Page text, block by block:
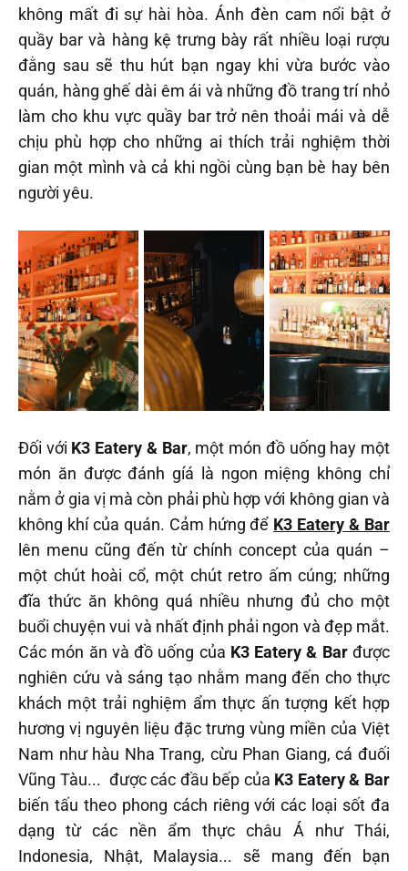
không mất đi sự hài hòa. Ánh đèn cam nổi bật ở
quầy bar và hàng kệ trưng bày rất nhiều loại rượu
đằng sau sẽ thu hút bạn ngay khi vừa bước vào
quán, hàng ghế dài êm ái và những đồ trang trí nhỏ
làm cho khu vực quầy bar trở nên thoải mái và dễ
chịu phù hợp cho những ai thích trải nghiệm thời
gian một mình và cả khi ngồi cùng bạn bè hay bên
người yêu.
Đối với K3 Eatery & Bar, một món đồ uống hay một
món ăn được đánh gíá là ngon miệng không chỉ
nằm ở gia vị mà còn phải phù hợp với không gian và
không khí của quán. Cảm hứng để K3 Eatery & Bar
lên menu cũng đến từ chính concept của quán –
một chút hoài cổ, một chút retro ấm cúng; những
đĩa thức ăn không quá nhiều nhưng đủ cho một
buổi chuyện vui và nhất định phải ngon và đẹp mắt.
Các món ăn và đồ uống của K3 Eatery & Barđược
nghiên cứu và sáng tạo nhằm mang đến cho thực
khách một trải nghiệm ẩm thực ấn tượng kết hợp
hương vị nguyên liệu đặc trưng vùng miền của Việt
Nam như hàu Nha Trang, cừu Phan Giang, cá đuối
Vũng Tàu... được các đầu bếp của K3 Eatery & Bar
biến tấu theo phong cách riêng với các loại sốt đa
dạng từ các nền ẩm thực châu Á như Thái,
Indonesia, Nhật, Malaysia... sẽ mang đến bạn